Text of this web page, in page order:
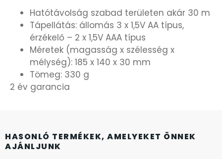
Hatótávolság szabad területen akár 30 m
Tápellátás: állomás 3 x 1,5V AA típus,
érzékelő – 2 x 1,5V AAA típus
Méretek (magasság x szélesség x
mélység): 185 x 140 x 30 mm
Tömeg: 330 g
2 év garancia
HASONLÓ TERMÉKEK, AMELYEKET ÖNNEK
AJÁNLJUNK
ÓRATARTÓ DOBOZOK
ORIENT
POLICE
SECTOR